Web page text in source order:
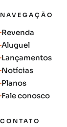
NAVEGAÇÃO
Revenda
Aluguel
Lançamentos
Notícias
Planos
Fale conosco
CONTATO